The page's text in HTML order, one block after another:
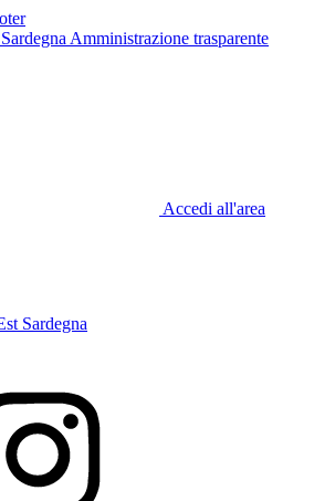
Amministrazione trasparente
Accedi all'area
Sardegna